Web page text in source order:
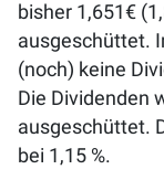
bisher 1,651€
ausgeschüttet.
(noch) keine
Die Dividenden
ausgeschüttet.
bei 1,15 %.